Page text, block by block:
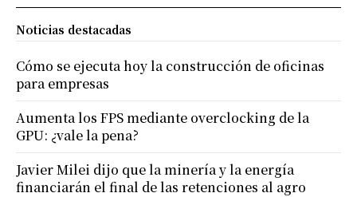
Noticias destacadas
Cómo se ejecuta hoy la construcción de oficinas
para empresas
Aumenta los FPS mediante overclocking de la
GPU: ¿vale la pena?
Javier Milei dijo que la minería y la energía
financiarán el final de las retenciones al agro